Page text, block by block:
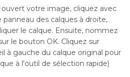
ouvert votre image, cliquez avec
des calques à droite,
le calque. Ensuite, nommez
le bouton OK. Cliquez sur
à gauche du calque original pour
à l'outil de sélection rapide)